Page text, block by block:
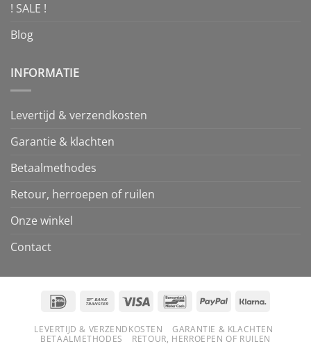
! SALE !
Blog
INFORMATIE
Levertijd & verzendkosten
Garantie & klachten
Betaalmethodes
Retour, herroepen of ruilen
Onze winkel
Contact
IDeal
Bank
Visa BancontactPayPal Klarna
LEVERTIJD & VERZENDKOSTEN
GARANTIE & KLACHTEN
BETAALMETHODES
RETOUR, HERROEPEN OF RUILEN